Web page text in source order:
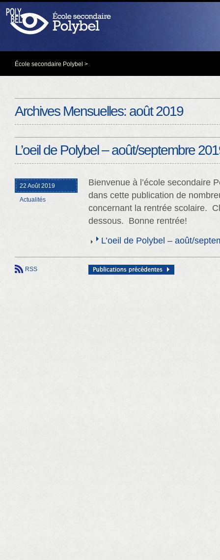
École secondaire Polybel >
Archives Mensuelles: août 2019
L’oeil de Polybel – août/septembre
22 Août 2019
Actualités
Bienvenue à l’école secondaire
dans cette publication de
concernant la rentrée scolaire.
dessous. Bonne rentrée!
L’oeil de Polybel – août/
RSS